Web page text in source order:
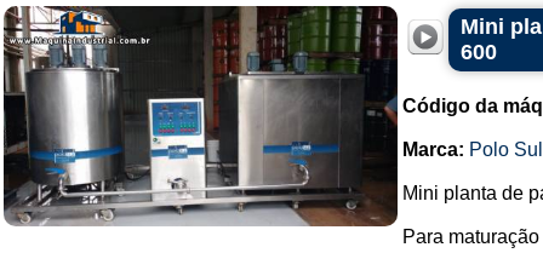
Mini
600
Código da
Marca: Polo
Mini planta de
Para